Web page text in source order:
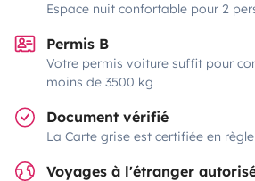
Espace nuit confortable pour 2
Permis B
Votre permis voiture suffit pour
moins de 3500 kg
Document vérifié
La Carte grise est certifiée en
Voyages à l'étranger